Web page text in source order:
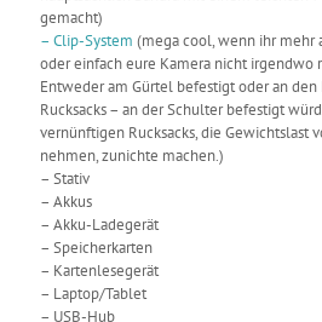
gemacht)
– Clip-System (mega cool, wenn ihr mehr
oder einfach eure Kamera nicht irgendwo
Entweder am Gürtel befestigt oder an
Rucksacks – an der Schulter befestigt
vernünftigen Rucksacks, die Gewichtslast
nehmen, zunichte machen.)
– Stativ
– Akkus
– Akku-Ladegerät
– Speicherkarten
– Kartenlesegerät
– Laptop/Tablet
– USB-Hub